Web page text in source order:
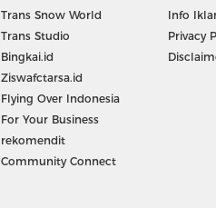
Trans Snow World
Trans Studio
Bingkai.id
Ziswafctarsa.id
Flying Over Indonesia
For Your Business
rekomendit
Community Connect
Info
Privacy